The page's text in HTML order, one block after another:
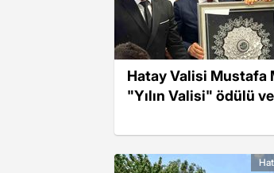
Hatay Valisi Mustafa
"Yılın Valisi" ödülü